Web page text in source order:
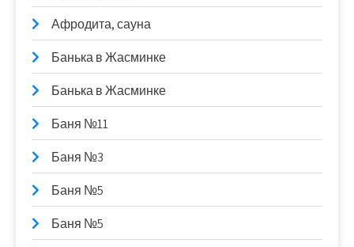
Афродита, сауна
Банька в Жасминке
Банька в Жасминке
Баня №11
Баня №3
Баня №5
Баня №5